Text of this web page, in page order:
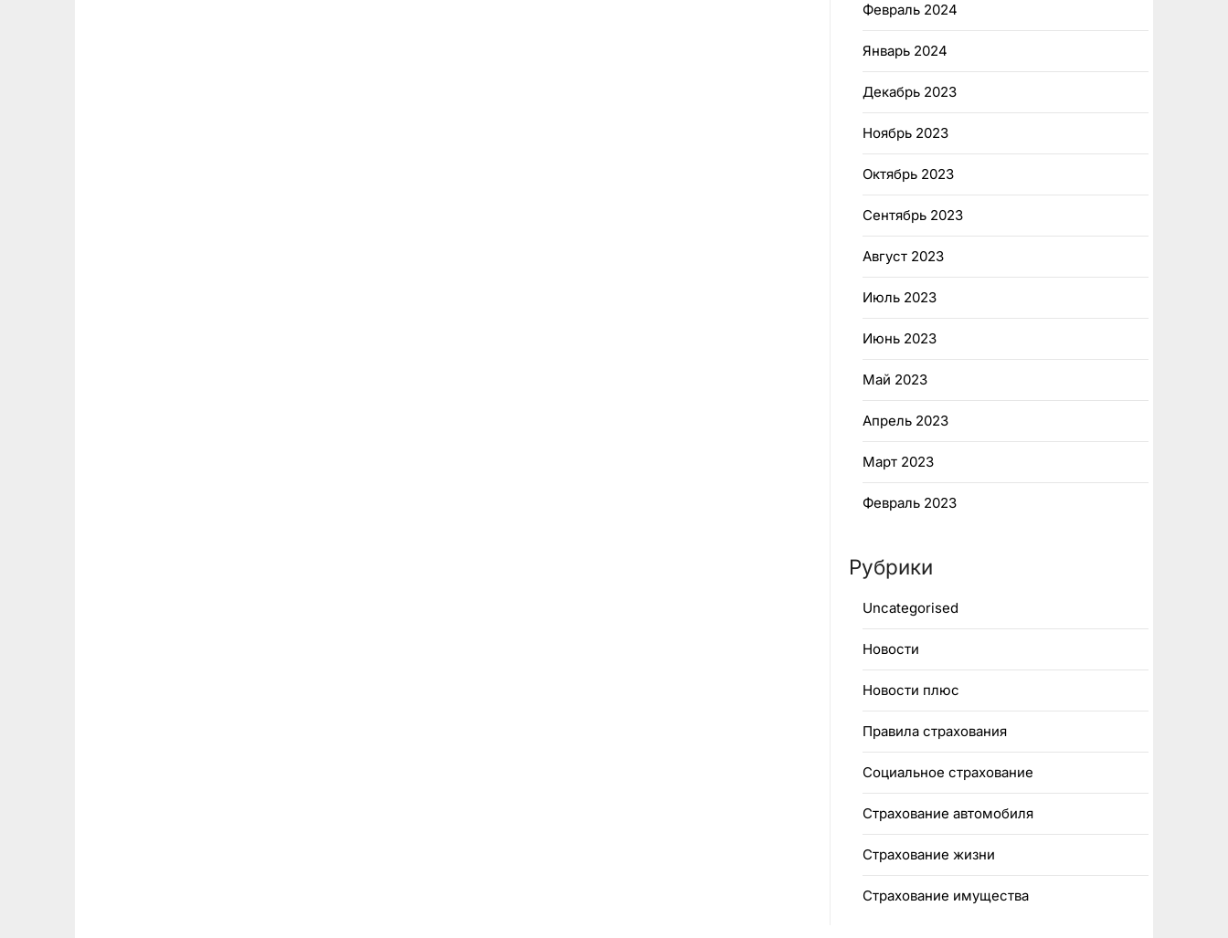
Февраль 2024
Январь 2024
Декабрь 2023
Ноябрь 2023
Октябрь 2023
Сентябрь 2023
Август 2023
Июль 2023
Июнь 2023
Май 2023
Апрель 2023
Март 2023
Февраль 2023
Рубрики
Uncategorised
Новости
Новости плюс
Правила страхования
Социальное страхование
Страхование автомобиля
Страхование жизни
Страхование имущества